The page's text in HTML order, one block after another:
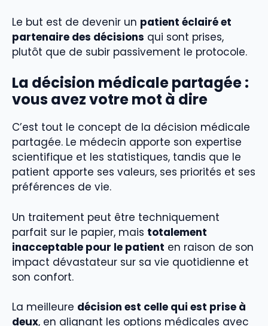
Le but est de devenir un patient éclairé et
partenaire des décisions qui sont prises,
plutôt que de subir passivement le protocole.
La décision médicale partagée:
vous avez votre mot à dire
C’est tout le concept de la décision médicale
partagée. Le médecin apporte son expertise
scientifique et les statistiques, tandis que le
patient apporte ses valeurs, ses priorités et ses
préférences de vie.
Un traitement peut être techniquement
parfait sur le papier, mais totalement
inacceptable pour le patient en raison de son
impact dévastateur sur sa vie quotidienne et
son confort.
La meilleure décision est celle qui est prise à
deux, en alignant les options médicales avec